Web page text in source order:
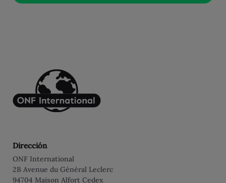
Dirección
ONF International
2B Avenue du Général Leclerc
94704 Maison Alfort Cedex